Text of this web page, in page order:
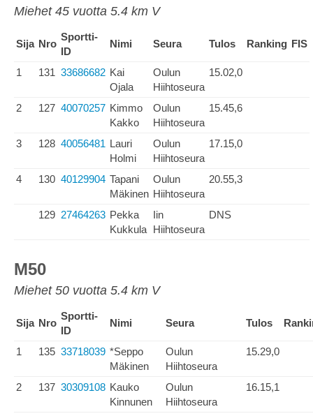
Miehet 45 vuotta 5.4 km V
Sija Nro
Sportti-
ID
Nimi Seura Tulos Ranking FIS
1 131 33686682 Kai
Ojala
Oulun
Hiihtoseura
15.02,0
2 127 40070257 Kimmo
Kakko
Oulun
Hiihtoseura
15.45,6
3 128 40056481 Lauri
Holmi
Oulun
Hiihtoseura
17.15,0
4 130 40129904 Tapani
Mäkinen
Oulun
Hiihtoseura
20.55,3
129 27464263 Pekka
Kukkula
Iin
Hiihtoseura
DNS
M50
Miehet 50 vuotta 5.4 km V
Sija Nro
Sportti-
ID
Nimi Seura Tulos
1 135 33718039 *Seppo
Mäkinen
Oulun
Hiihtoseura
15.29,0
2 137 30309108 Kauko
Kinnunen
Oulun
Hiihtoseura
16.15,1